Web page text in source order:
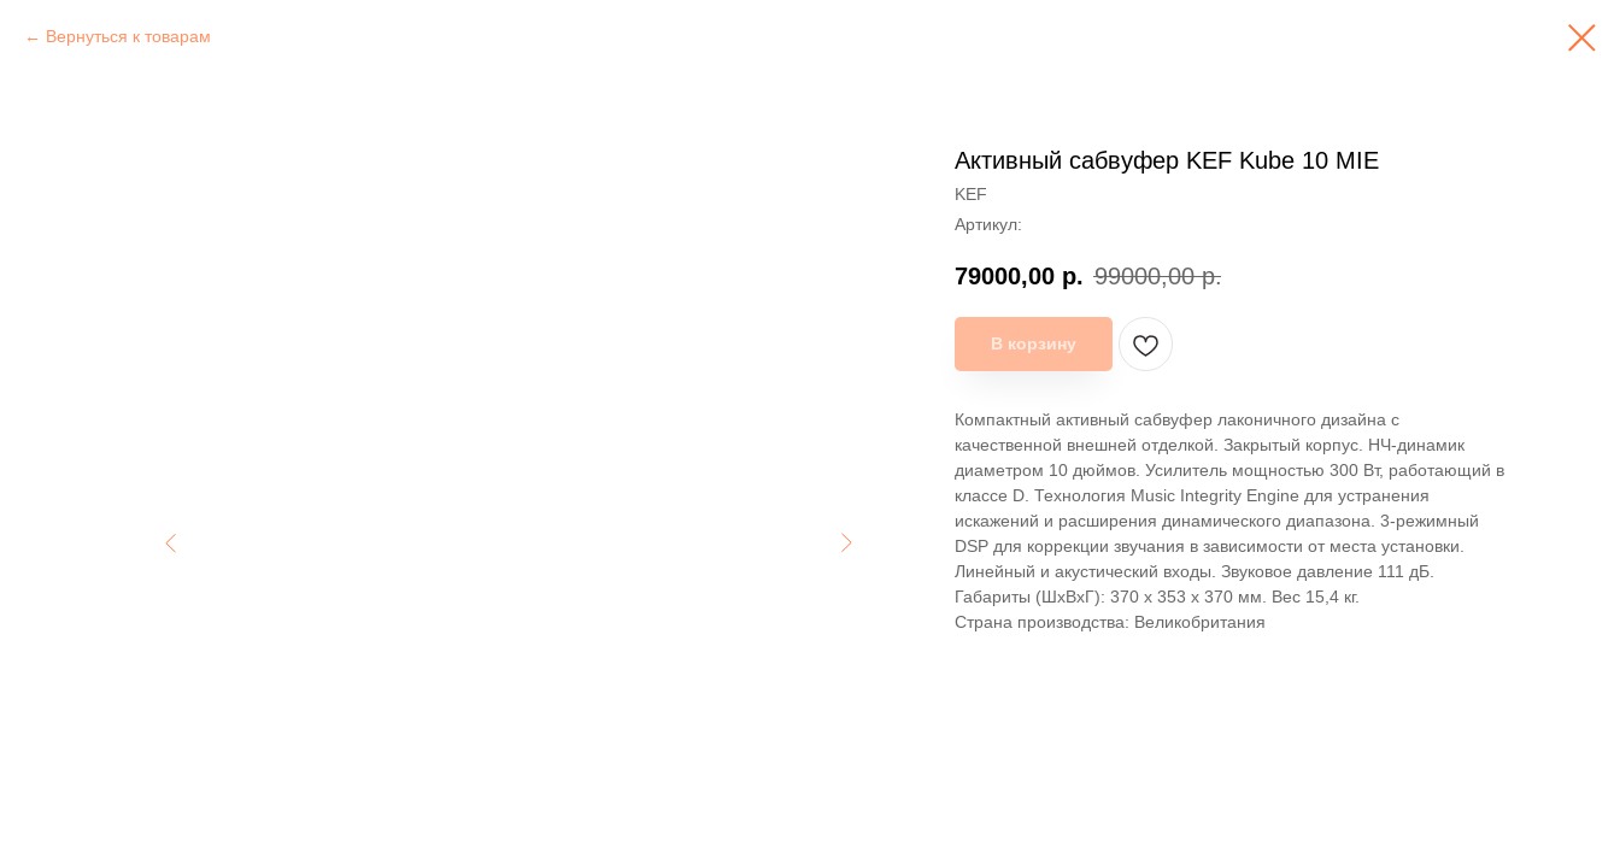
Вернуться к товарам
Активный сабвуфер KEF Kube 10 MIE
KEF
Артикул:
79000,00 р. 99000,00 р.
В корзину
Компактный активный сабвуфер лаконичного дизайна с
качественной внешней отделкой. Закрытый корпус. НЧ-динамик
диаметром 10 дюймов. Усилитель мощностью 300 Вт, работающий в
классе D. Технология Music Integrity Engine для устранения
искажений и расширения динамического диапазона. 3-режимный
DSP для коррекции звучания в зависимости от места установки.
Линейный и акустический входы. Звуковое давление 111 дБ.
Габариты (ШхВхГ): 370 x 353 x 370 мм. Вес 15,4 кг.
Страна производства: Великобритания